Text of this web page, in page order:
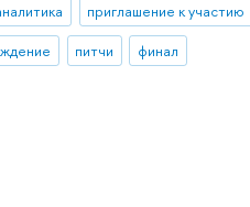
приглашение к участию
питчи финал